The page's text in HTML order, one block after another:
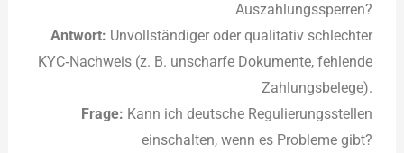
Auszahlungssperren?
Antwort: Unvollständiger oder qualitativ schlechter
KYC‑Nachweis (z. B. unscharfe Dokumente, fehlende
Zahlungsbelege).
Frage: Kann ich deutsche Regulierungsstellen
einschalten, wenn es Probleme gibt?